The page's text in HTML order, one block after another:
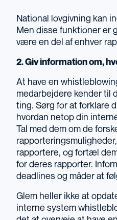
National lovgivning kan
Men disse funktioner er
være en del af enhver
2. Giv information om,
At have en
medarbejdere kender til
ting. Sørg for at forklare
hvordan netop din
Tal med dem om de
rapportere, og fortæl
for deres rapporter.
deadlines og måder at
Glem heller ikke at
interne system